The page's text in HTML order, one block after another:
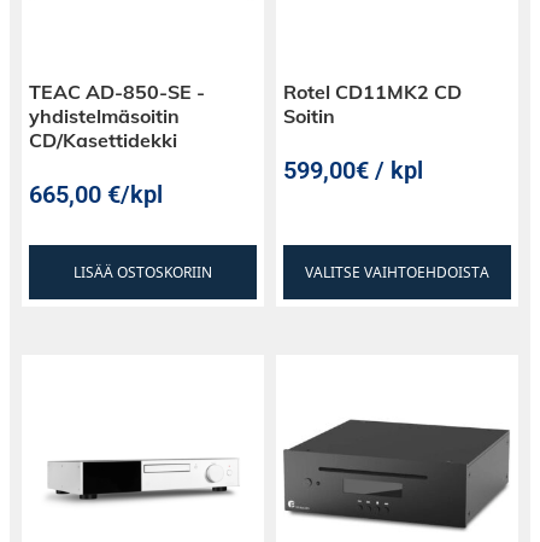
TEAC AD-850-SE -
yhdistelmäsoitin
CD/Kasettidekki
665,00€/kpl
LISÄÄ OSTOSKORIIN
Rotel CD11MK2 CD
Soitin
599,00€ / kpl
VALITSE VAIHTOEHDOISTA